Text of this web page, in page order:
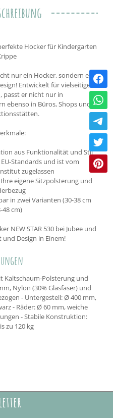
Hocker für Kindergarten
nur ein Hocker, sondern ein
Entwickelt für vielseitige
passt er nicht nur in
ebenso in Büros, Shops und
aus Funktionalität und Stil
Standards und ist vom
zugelassen
eigene Sitzpolsterung und
in zwei Varianten (30-38 cm
48 cm)
NEW STAR 530 bei Jubee und
Design in Einem!
Kaltschaum-Polsterung und
Nylon (30% Glasfaser) und
- Untergestell: Ø 400 mm,
- Räder: Ø 60 mm, weiche
- Stabile Konstruktion:
zu 120 kg